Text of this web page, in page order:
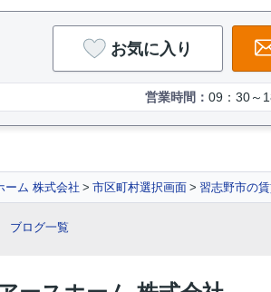
お気に入り
営業時間： 09：30～
ーム 株式会社 市区町村選択画面 習志野市の
ブログ一覧